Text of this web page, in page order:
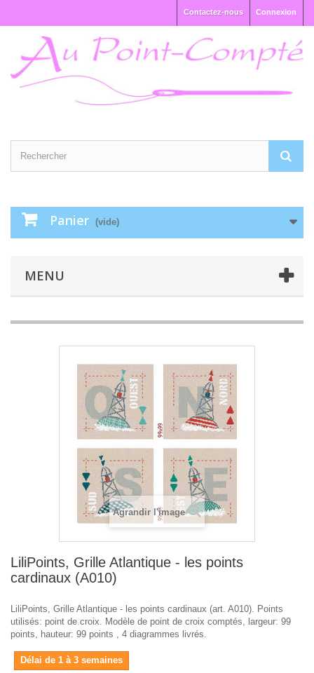
Connexion
Contactez-nous
Panier (vide)
MENU
Agrandir l'image
LiliPoints, Grille Atlantique - les points
cardinaux (A010)
LiliPoints, Grille Atlantique - les points cardinaux (art. A010). Points
utilisés: point de croix. Modèle de point de croix comptés, largeur: 99
points, hauteur: 99 points , 4 diagrammes livrés.
Délai de 1 à 3 semaines